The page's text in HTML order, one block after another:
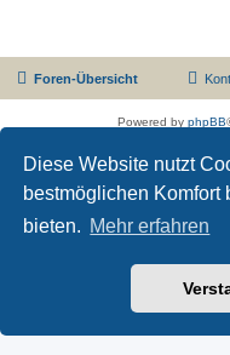
Diese Website nutzt
bestmöglichen Komfort
bieten. Mehr erfahren
Foren-Übersicht
Powered by phpBB